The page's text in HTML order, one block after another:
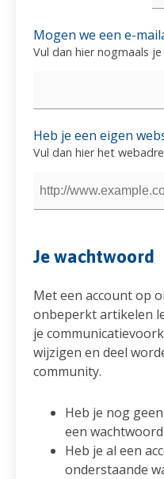
Mogen we een e-
Vul dan hier nogmaals
Heb je een eigen
Vul dan hier het
Je wachtwoord
Met een account op
onbeperkt artikelen
je
wijzigen en deel
community.
Heb je nog
een
Heb je al een
onderstaande